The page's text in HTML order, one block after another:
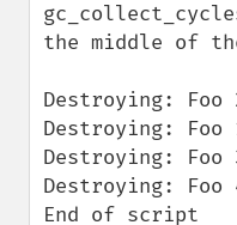
the middle of
Destroying: Foo
Destroying: Foo
Destroying: Foo
Destroying: Foo
End of script